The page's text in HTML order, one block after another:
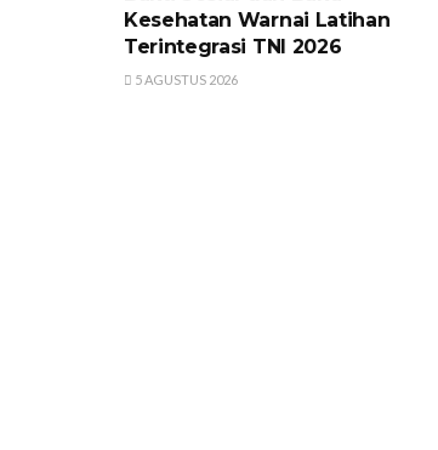
Kesehatan Warnai Latihan
Terintegrasi TNI 2026
5 AGUSTUS 2026